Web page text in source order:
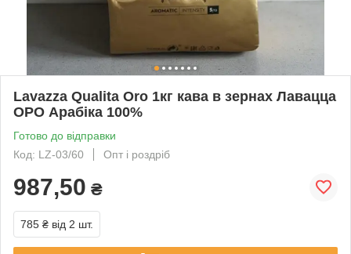
Lavazza Qualita Oro 1кг кава в зернах Лавацца
ОРО Арабіка 100%
Готово до відправки
Код: LZ-03/60
Опт і роздріб
987,50 ₴
785 ₴ від 2 шт.